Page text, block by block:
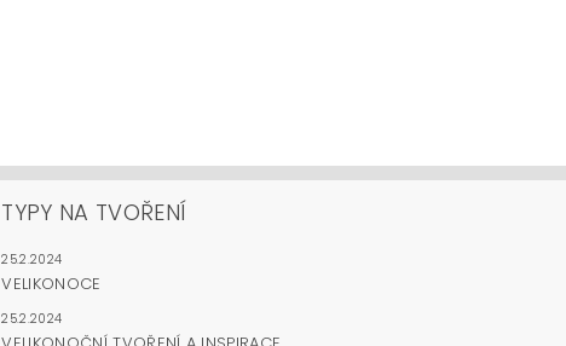
TYPY NA TVOŘENÍ
25.2.2024
VELIKONOCE
25.2.2024